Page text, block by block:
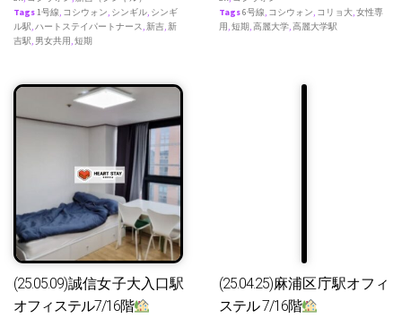
Tags1号線, コシウォン, シンギル, シンギ
ル駅,ハートステイパートナース,新吉,新
吉駅, 男女共用,短期
Tags6号線, コシウォン, コリョ大,女性専
用,短期,高麗大学,高麗大学駅
(25.05.09)誠信女子大入口駅
オフィステル7/16階
(25.04.25)麻浦区庁駅オフィ
ステル 7/16階